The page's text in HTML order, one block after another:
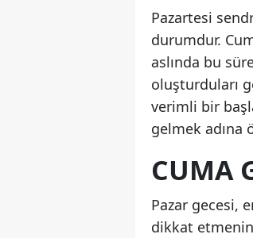
Pazartesi
durumdur.
aslında bu
oluşturduları
verimli bir
gelmek adına
CUMA
Pazar gecesi,
dikkat etmenin